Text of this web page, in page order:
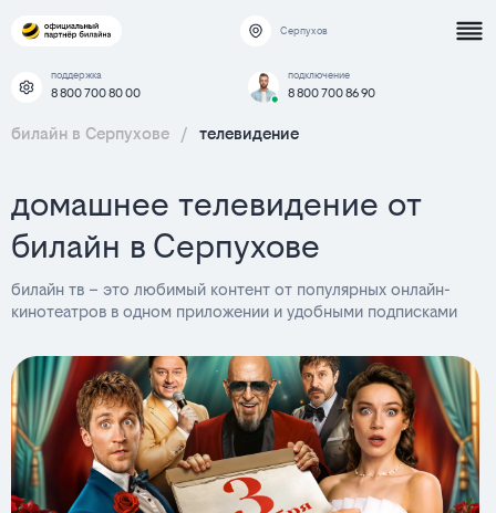
Серпухов
поддержка
8 800 700 80 00
подключение
8 800 700 86 90
билайн в Серпухове / телевидение
домашнее телевидение от
билайн в Серпухове
билайн тв – это любимый контент от популярных онлайн-
кинотеатров в одном приложении и удобными подписками